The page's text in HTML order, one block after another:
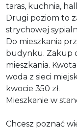
taras, kuchnia,
Drugi poziom to
strychowej
Do mieszkania
budynku. Zakup
mieszkania.
woda z sieci
kwocie 350 zł.
Mieszkanie w
Chcesz poznać